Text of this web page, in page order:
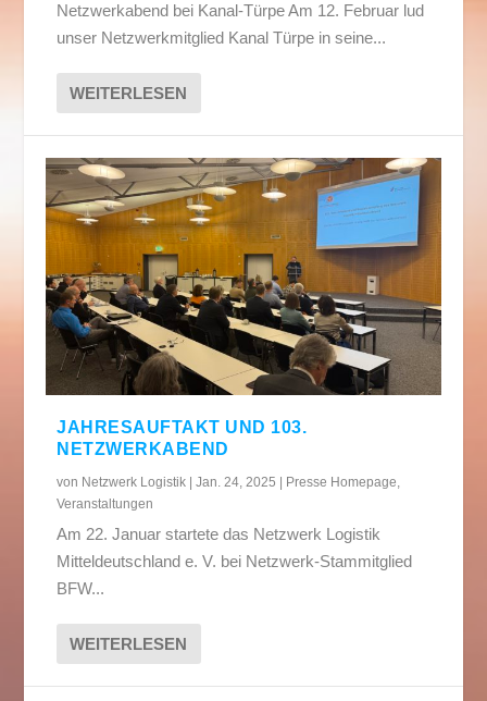
Netzwerkabend bei Kanal-Türpe Am 12. Februar lud
unser Netzwerkmitglied Kanal Türpe in seine...
WEITERLESEN
JAHRESAUFTAKT UND 103.
NETZWERKABEND
von Netzwerk Logistik |Jan. 24, 2025 Presse Homepage,
Veranstaltungen
Am 22. Januar startete das Netzwerk Logistik
Mitteldeutschland e. V. bei Netzwerk-Stammitglied
BFW...
WEITERLESEN